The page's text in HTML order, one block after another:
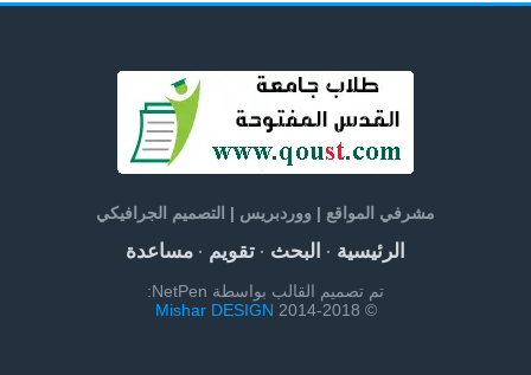
مشرفي المواقع | ووردبريس | التصميم الجرافيكي
الرئيسية· البحث· تقويم· مساعدة
تم تصميم القالب بواسطة NetPen:
© 2014-2018
Mishar DESIGN